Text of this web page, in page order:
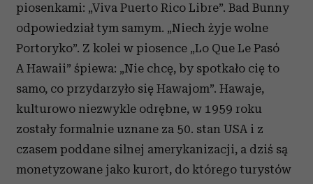
piosenkami: „Viva Puerto Rico Libre”. Bad Bunny
odpowiedział tym samym. „Niech żyje wolne
Portoryko”. Z kolei w piosence „Lo Que Le Pasó
A Hawaii” śpiewa: „Nie chcę, by spotkało cię to
samo, co przydarzyło się Hawajom”. Hawaje,
kulturowo niezwykle odrębne, w 1959 roku
zostały formalnie uznane za 50. stan USA i z
czasem poddane silnej amerykanizacji, a dziś są
monetyzowane jako kurort, do którego turystów